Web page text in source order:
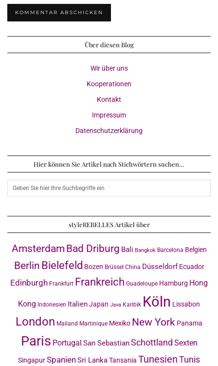
Über diesen Blog
Wir über uns
Kooperationen
Kontakt
Impressum
Datenschutzerklärung
Hier können Sie Artikel nach Stichwörtern suchen…
styleREBELLES Artikel über
Amsterdam Bad Driburg Bali Bangkok Barcelona Belgien
Berlin Bielefeld Bozen Brüssel China Düsseldorf Ecuador
Edinburgh Frankfurt Frankreich Guadeloupe Hamburg Hong
Kong Indonesien ItalienJapan Java Karibik Köln Lissabon
London Mailand Martinique Mexiko New York Panama
Paris Portugal San SebastianSchottland Sexten
SingapurSpanienSri LankaTansania TunesienTunis